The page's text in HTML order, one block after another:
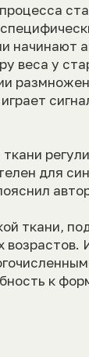
веса у
для
ткани,
к